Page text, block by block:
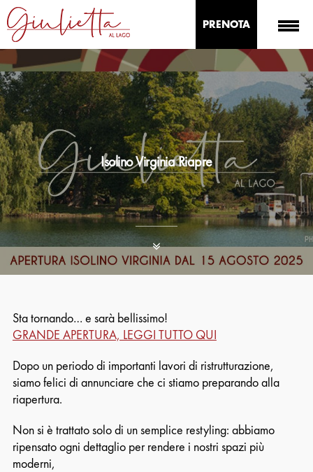
PRENOTA
Isolino Virginia Riapre
Sta tornando… e sarà bellissimo!
GRANDE APERTURA, LEGGI TUTTO QUI
Dopo un periodo di importanti lavori di ristrutturazione,
siamo felici di annunciare che ci stiamo preparando alla
riapertura.
Non si è trattato solo di un semplice restyling: abbiamo
ripensato ogni dettaglio per rendere i nostri spazi più
moderni,